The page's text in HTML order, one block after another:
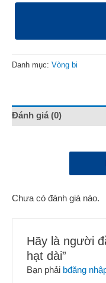
Danh mục: Vòng bi
Đánh giá (0)
Chưa có đánh giá nào.
Hãy là người
hạt dài”
Bạn phải bđăng